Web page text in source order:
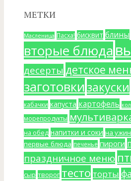
МЕТКИ
Масленица Пасха! бисквит блины
вторые блюда
десерты детское
заготовкизакуски
кабачки капуста картофель
морепродукты
на обед напитки и соки на ужин
первые блюда печенье пироги
праздничное меню
сыр творог тесто торты